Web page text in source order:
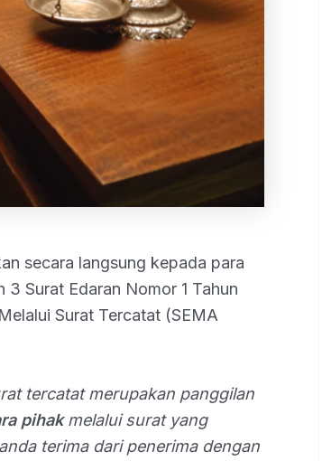
secara langsung kepada para
Surat Edaran Nomor 1 Tahun
Surat Tercatat (SEMA
tercatat merupakan panggilan
pihakmelalui surat yang
terima dari penerima dengan